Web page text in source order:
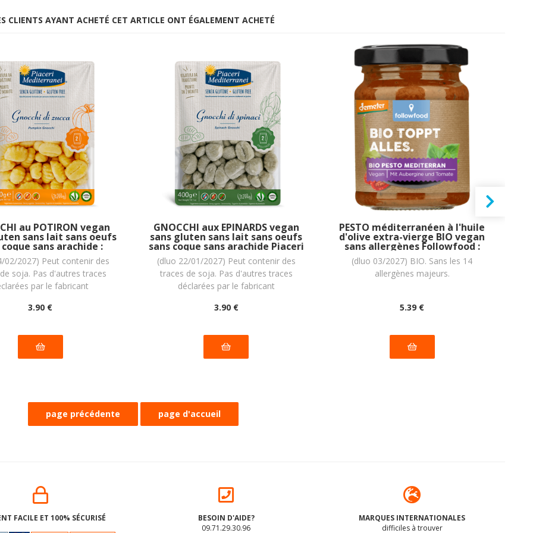
CLIENTS AYANT ACHETÉ CET ARTICLE ONT ÉGALEMENT ACHETÉ
au POTIRON vegan
sans lait sans oeufs
coque sans arachide :
= 400 grammes
02/2027) Peut contenir des
soja. Pas d'autres traces
par le fabricant
3.90 €
GNOCCHI aux EPINARDS vegan
sans gluten sans lait sans oeufs
sans coque sans arachide Piaceri
Mediterranei : (2x200g) = 400g
(dluo 22/01/2027) Peut contenir des
traces de soja. Pas d'autres traces
déclarées par le fabricant
3.90 €
PESTO méditerranéen à l'huile
d'olive extra-vierge BIO vegan
sans allergènes Followfood :
130g
(dluo 03/2027) BIO. Sans les 14
allergènes majeurs.
5.39 €
FACILE ET 100% SÉCURISÉ BESOIN D'AIDE?
09.71.29.30.96
MARQUES INTERNATIONALES
difficiles à trouver